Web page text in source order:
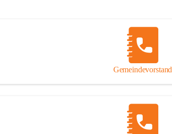
Gemeindevorstand